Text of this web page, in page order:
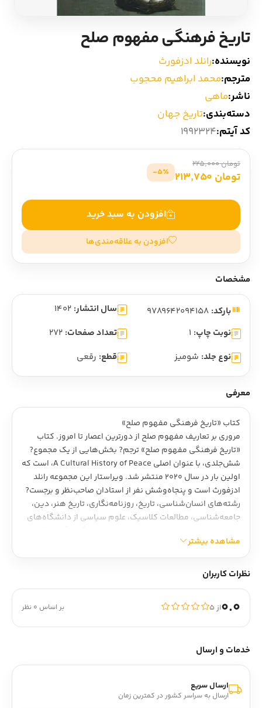
شعر و متون کهن
ادبیات
تاریخ فرهنگی مفهوم صلح
نویسنده:رانلد ادزفورث
مترجم:محمد ابراهیم محجوب
ناشر:ماهی
دسته‌بندی:تاریخ جهان
کد آیتم:1992324
تومان 225,000
تومان 213,750 5٪-
افزودن به سبد خرید
افزودن به علاقه‌مندی‌ها
مشخصات
بارکد: سال انتشار: 1402
نوبت چاپ: 1 تعداد صفحات: 272
نوع جلد: شومیز قطع: رقعی
معرفی
کتاب «تاریخ فرهنگی مفهوم صلح»
مروری بر تعاریف مفهوم صلح از دورترین اعصار تا امروز. کتاب
«تاریخ فرهنگی مفهوم صلح» ترجم? بخش‌هایی از یک مجموع?
شش‌جلدی، با عنوان اصلی A Cultural History of Peace، است که
اولین بار در سال 2020 منتشر شد. ‌ویراستار این مجموعه رانلد
ادزفورث است و پنجاه‌وشش نفر از استادان صاحب‌نظر و برجست?
رشته‌های انسان‌شناسی، تاریخ، روزنامه‌نگاری، تاریخ هنر، دین،
جامعه‌شناسی، مطالعات کلاسیک، علوم سیاسی از دانشگاه‌های
کرده‌اند و هر مجلد از کتاب، خود ویراستاری جداگانه دارد و
فصل‌های گوناگون این مجلدهای شش‌گانه را نویسندگان
مختلف نوشته‌اند.
یعنی فصل‌هایی است که در آن‌ها تعریفی از مفهوم صلح در
دور? مورد بررسی در هر مجلد ارائه شده است. بنابراین در کتاب
شیوه‌های برقراری آن، از دوران باستان تا قرن بیست‌ویکم، آشنا
می‌شویم.
مروری بر کتاب «تاریخ فرهنگی مفهوم صلح»
مشاهده بیشتر
نظرات کاربران
0.0از ۵ بر اساس 0 نظر
خدمات و ارسال
ارسال سریع
ارسال به سراسر کشور در کمترین زمان